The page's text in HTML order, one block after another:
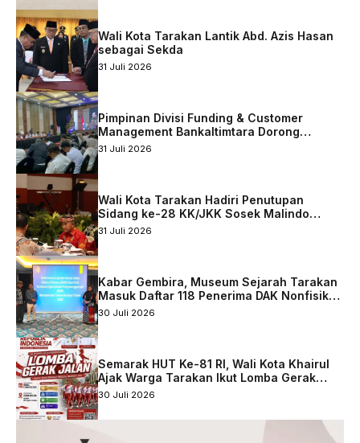
Wali Kota Tarakan Lantik Abd. Azis Hasan
sebagai Sekda
31 Juli 2026
Pimpinan Divisi Funding & Customer
Management Bankaltimtara Dorong
Percepatan Digitalisasi Keuangan di Kota
31 Juli 2026
Wali Kota Tarakan Hadiri Penutupan
Sidang ke-28 KK/JKK Sosek Malindo
Tingkat Kaltara–Sabah
31 Juli 2026
Kabar Gembira, Museum Sejarah Tarakan
Masuk Daftar 118 Penerima DAK Nonfisik
2027
30 Juli 2026
Semarak HUT Ke-81 RI, Wali Kota Khairul
Ajak Warga Tarakan Ikut Lomba Gerak
Jalan
30 Juli 2026